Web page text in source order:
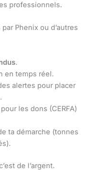
professionnels.
Phenix ou d’autres
.
en temps réel.
alertes pour placer
les dons (CERFA)
ta démarche (tonnes
de l’argent.